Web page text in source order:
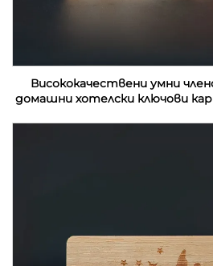
Висококачествени умни
домашни хотелски ключови